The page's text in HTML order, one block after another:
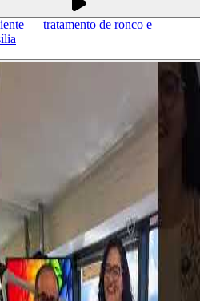
— tratamento de ronco e